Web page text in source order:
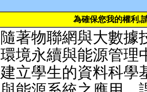
為確保您我的權利,
隨著物聯網與大數據
環境永續與能源管理
建立學生的資料科學